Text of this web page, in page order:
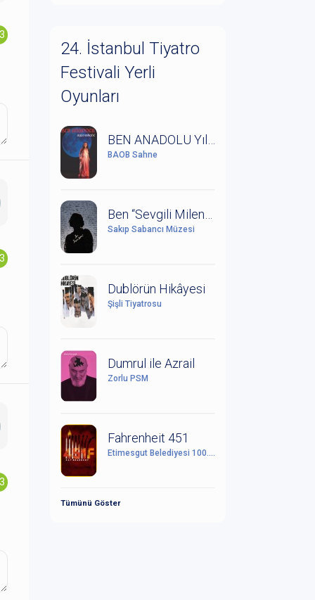
24. İstanbul Tiyatro
Festivali Yerli
Oyunları
BAOB Sahne
Sakıp Sabancı Müzesi
Dublörün Hikâyesi
Şişli Tiyatrosu
Dumrul ile Azrail
Zorlu PSM
Fahrenheit 451
Etimesgut Belediyesi 100. Yıl Cumhuriyet Kültür Sanat Merkezi
Tümünü Göster